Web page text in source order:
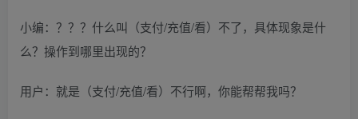
小编：？？？什么叫（支付/充值/看）不了，具体现象是什
么？操作到哪里出现的？
用户：就是（支付/充值/看）不行啊，你能帮帮我吗？